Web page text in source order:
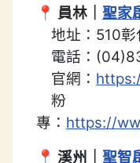
📍 員林｜ 聖家
地址：510彰
電話：
官網：
粉
專： https://
📍 溪州｜ 聖智